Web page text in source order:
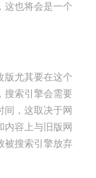
这也将会是一个
尤其要在这个
搜索引擎会需要
间，这取决于网
内容上与旧版网
被搜索引擎放弃